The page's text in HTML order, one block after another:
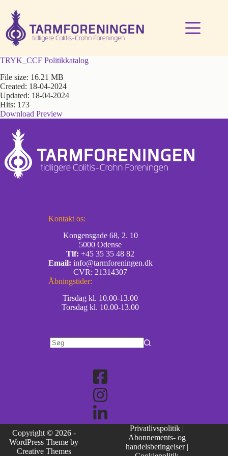
indhold
TRYK_CCF Politikkatalog
File size: 16.21 MB
Created: 18-04-2024
Updated: 18-04-2024
Hits: 173
Download Preview
Kontakt os:
Kongensgade 68, 2. 10
5000 Odense
Tlf: +45 35 35 48 82
Email: info@tarmforeningen.dk
CVR: 21314307
Åbningstider:
Tirsdag kl. 10.00-13.00
Torsdag kl. 10.00-13.00
Copyright © 2026 -
WordPress Theme by
Creative Themes
Privatlivspolitik |
Abonnements- og
handelsbetingelser |